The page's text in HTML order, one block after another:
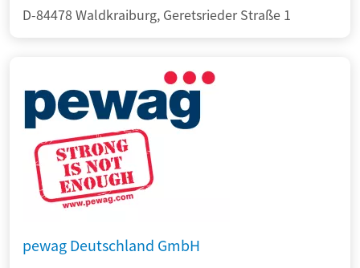
D-84478 Waldkraiburg, Geretsrieder Straße 1
pewag Deutschland GmbH